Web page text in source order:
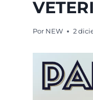
Por NEW 2